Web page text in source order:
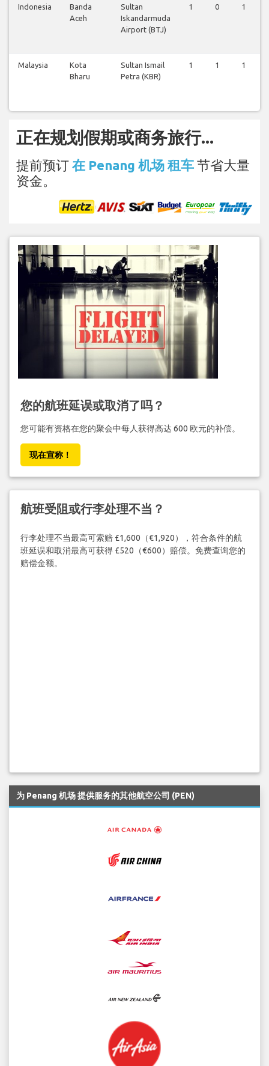
Indonesia
Banda
Aceh
Sultan
Iskandarmuda
Airport (BTJ)
1 0 1
Malaysia
Kota
Bharu
Sultan Ismail
Petra (KBR)
1 1 1
正在规划假期或商务旅行...
提前预订 在 Penang 机场 租车 节省大量
资金。
您的航班延误或取消了吗？
您可能有资格在您的聚会中每人获得高达 600 欧元的补偿。
现在宣称！
航班受阻或行李处理不当？
行李处理不当最高可索赔 £1,600（€1,920），符合条件的航
班延误和取消最高可获得 £520（€600）赔偿。免费查询您的
赔偿金额。
为 Penang 机场 提供服务的其他航空公司 (PEN)